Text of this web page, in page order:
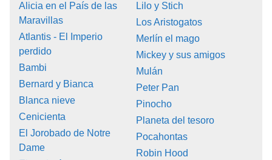
Alicia en el País de las
Maravillas
Atlantis - El Imperio
perdido
Bambi
Bernard y Bianca
Blanca nieve
Cenicienta
El Jorobado de Notre
Dame
Lilo y Stich
Los Aristogatos
Merlín el mago
Mickey y sus amigos
Mulán
Peter Pan
Pinocho
Planeta del tesoro
Pocahontas
Robin Hood